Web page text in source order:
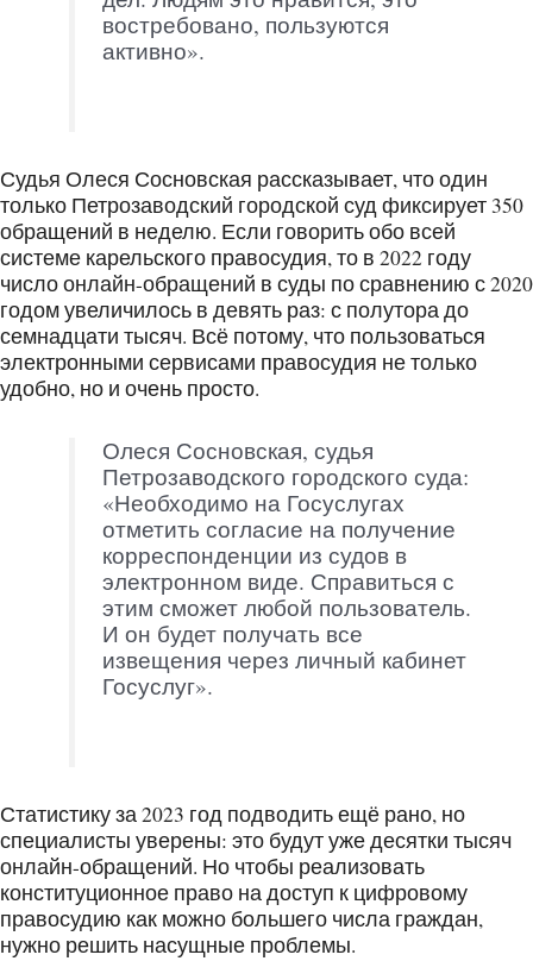
востребовано, пользуются
активно».
Судья Олеся Сосновская рассказывает, что один
только Петрозаводский городской суд фиксирует 350
обращений в неделю. Если говорить обо всей
системе карельского правосудия, то в 2022 году
число онлайн-обращений в суды по сравнению с 2020
годом увеличилось в девять раз: с полутора до
семнадцати тысяч. Всё потому, что пользоваться
электронными сервисами правосудия не только
удобно, но и очень просто.
Олеся Сосновская, судья
Петрозаводского городского суда:
«Необходимо на Госуслугах
отметить согласие на получение
корреспонденции из судов в
электронном виде. Справиться с
этим сможет любой пользователь.
И он будет получать все
извещения через личный кабинет
Госуслуг».
Статистику за 2023 год подводить ещё рано, но
специалисты уверены: это будут уже десятки тысяч
онлайн-обращений. Но чтобы реализовать
конституционное право на доступ к цифровому
правосудию как можно большего числа граждан,
нужно решить насущные проблемы.